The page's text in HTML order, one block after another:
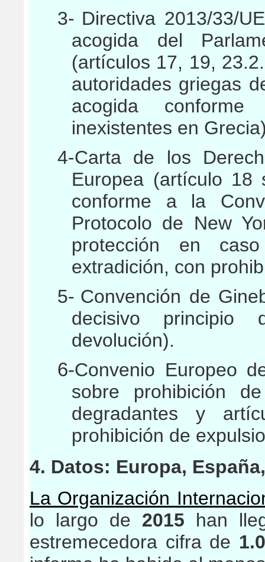
3- Directiva 2013/33/
acogida del
(artículos 17, 19,
autoridades griegas
acogida
inexistentes en
4-Carta de los
Europea (artículo 18
conforme a la
Protocolo de New
protección en
extradición, con
5- Convención de
decisivo principio
devolución).
6-Convenio Europeo
sobre prohibición
degradantes y
prohibición de
4. Datos: Europa,
La Organización
lo largo de 2015 han
estremecedora cifra de